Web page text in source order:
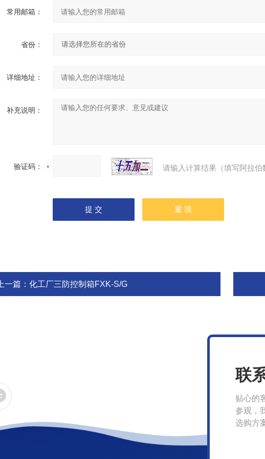
常用邮箱：
省份：
详细地址：
补充说明：
验证码： 请输入计算结果（填写阿拉
上一篇： 化工厂三防控制箱FXK-S/G
联
贴心的
参观，
选购方